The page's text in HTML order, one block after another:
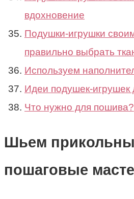
вдохновение
Подушки-игрушки
правильно выбрать
Используем
Идеи подушек-игрушек
Что нужно для пошива?
Шьем
пошаговые